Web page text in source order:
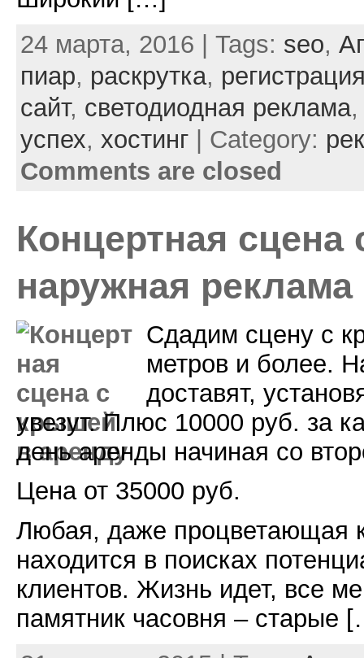
24 марта, 2016 | Tags: seo,
пиар, раскрутка,
сайт, светодиодная реклама
успех, хостинг| Category:
Comments are closed
Концертная
наружная
Сдадим сцену с
метров и более.
доставят,
увезут. Плюс 10000 руб. за
день аренды начиная со
Цена от 35000 руб.
Любая, даже процветающая
находится в поисках
клиентов. Жизнь идет, все
памятник часовня – старые